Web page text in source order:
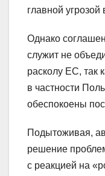
главной угрозой
Однако
служит не
расколу ЕС, так
в частности
обеспокоены
Подытоживая,
решение
с реакцией на